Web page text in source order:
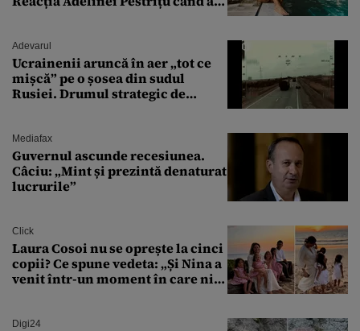
Adevarul
Ucrainenii aruncă în aer „tot ce
mișcă” pe o șosea din sudul
Rusiei. Drumul strategic de
Mediafax
Guvernul ascunde recesiunea.
Câciu: „Mint și prezintă denaturat
lucrurile”
Click
Laura Cosoi nu se oprește la cinci
copii? Ce spune vedeta: „Și Nina a
venit într-un moment în care nici
Digi24